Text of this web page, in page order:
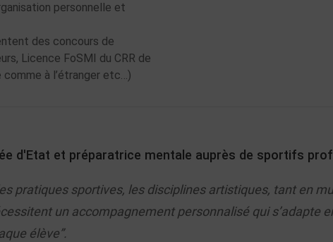
personnelle et
des concours de
Licence FoSMI du CRR de
comme à l’étranger etc…)
d'Etat et préparatrice mentale auprès de sportifs
pratiques sportives, les disciplines artistiques, tant en
un accompagnement personnalisé qui s’adapte
élève”.